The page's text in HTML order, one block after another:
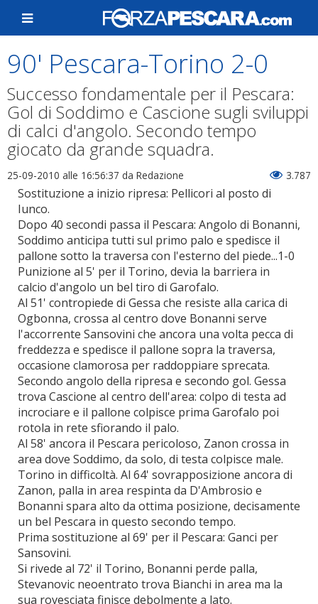
90' Pescara-Torino 2-0
Successo fondamentale per il Pescara:
Gol di Soddimo e Cascione sugli sviluppi
di calci d'angolo. Secondo tempo
giocato da grande squadra.
25-09-2010 alle 16:56:37 da Redazione 3.787
Sostituzione a inizio ripresa: Pellicori al posto di
Iunco.
Dopo 40 secondi passa il Pescara: Angolo di Bonanni,
Soddimo anticipa tutti sul primo palo e spedisce il
pallone sotto la traversa con l'esterno del piede...1-0
Punizione al 5' per il Torino, devia la barriera in
calcio d'angolo un bel tiro di Garofalo.
Al 51' contropiede di Gessa che resiste alla carica di
Ogbonna, crossa al centro dove Bonanni serve
l'accorrente Sansovini che ancora una volta pecca di
freddezza e spedisce il pallone sopra la traversa,
occasione clamorosa per raddoppiare sprecata.
Secondo angolo della ripresa e secondo gol. Gessa
trova Cascione al centro dell'area: colpo di testa ad
incrociare e il pallone colpisce prima Garofalo poi
rotola in rete sfiorando il palo.
Al 58' ancora il Pescara pericoloso, Zanon crossa in
area dove Soddimo, da solo, di testa colpisce male.
Torino in difficoltà. Al 64' sovrapposizione ancora di
Zanon, palla in area respinta da D'Ambrosio e
Bonanni spara alto da ottima posizione, decisamente
un bel Pescara in questo secondo tempo.
Prima sostituzione al 69' per il Pescara: Ganci per
Sansovini.
Si rivede al 72' il Torino, Bonanni perde palla,
Stevanovic neoentrato trova Bianchi in area ma la
sua rovesciata finisce debolmente a lato.